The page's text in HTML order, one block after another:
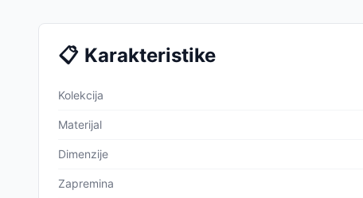
📋 Karakteristike
Kolekcija
Materijal
Dimenzije
Zapremina